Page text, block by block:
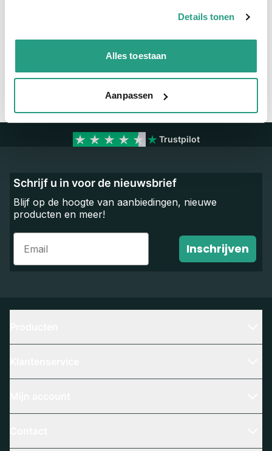
Details tonen
Alles toestaan
Aanpassen
Neem contact met ons op
Trustpilot
Schrijf u in voor de nieuwsbrief
Blijf op de hoogte van aanbiedingen, nieuwe
producten en meer!
Email
Inschrijven